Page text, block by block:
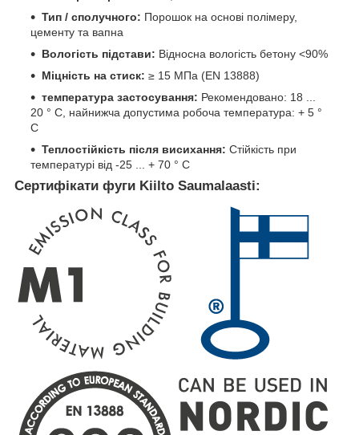
Тип / сполучного: Порошок на основі полімеру,
цементу та вапна
Вологість підстави: Відносна вологість бетону <90%
Міцність на стиск: ≥ 15 МПа (EN 13888)
температура застосування: Рекомендовано: 18 ...
20 ° C, найнижча допустима робоча температура: + 5 °
C
Теплостійкість після висихання: Стійкість при
температурі від -25 ... + 70 ° C
Сертифікати фуги Kiilto Saumalaasti: